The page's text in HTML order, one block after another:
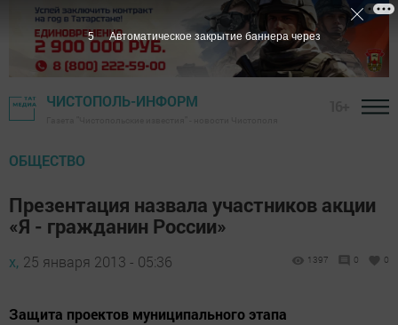
ЧИСТОПОЛЬ-ИНФОРМ
ОБЩЕСТВО
Презентация назвала участников акции
«Я - гражданин России»
х, 25 января 2013 - 05:36 1397 0 0
Защита проектов муниципального этапа
4 Автоматическое закрытие баннера через